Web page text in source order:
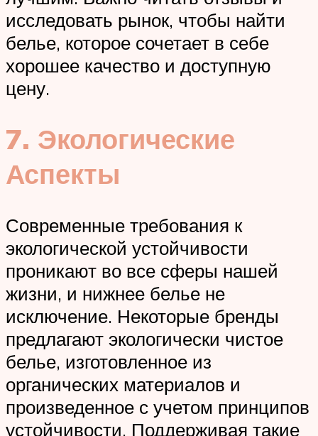
исследовать рынок, чтобы найти
белье, которое сочетает в себе
хорошее качество и доступную
цену.
7. Экологические
Аспекты
Современные требования к
экологической устойчивости
проникают во все сферы нашей
жизни, и нижнее белье не
исключение. Некоторые бренды
предлагают экологически чистое
белье, изготовленное из
органических материалов и
произведенное с учетом принципов
устойчивости. Поддерживая такие